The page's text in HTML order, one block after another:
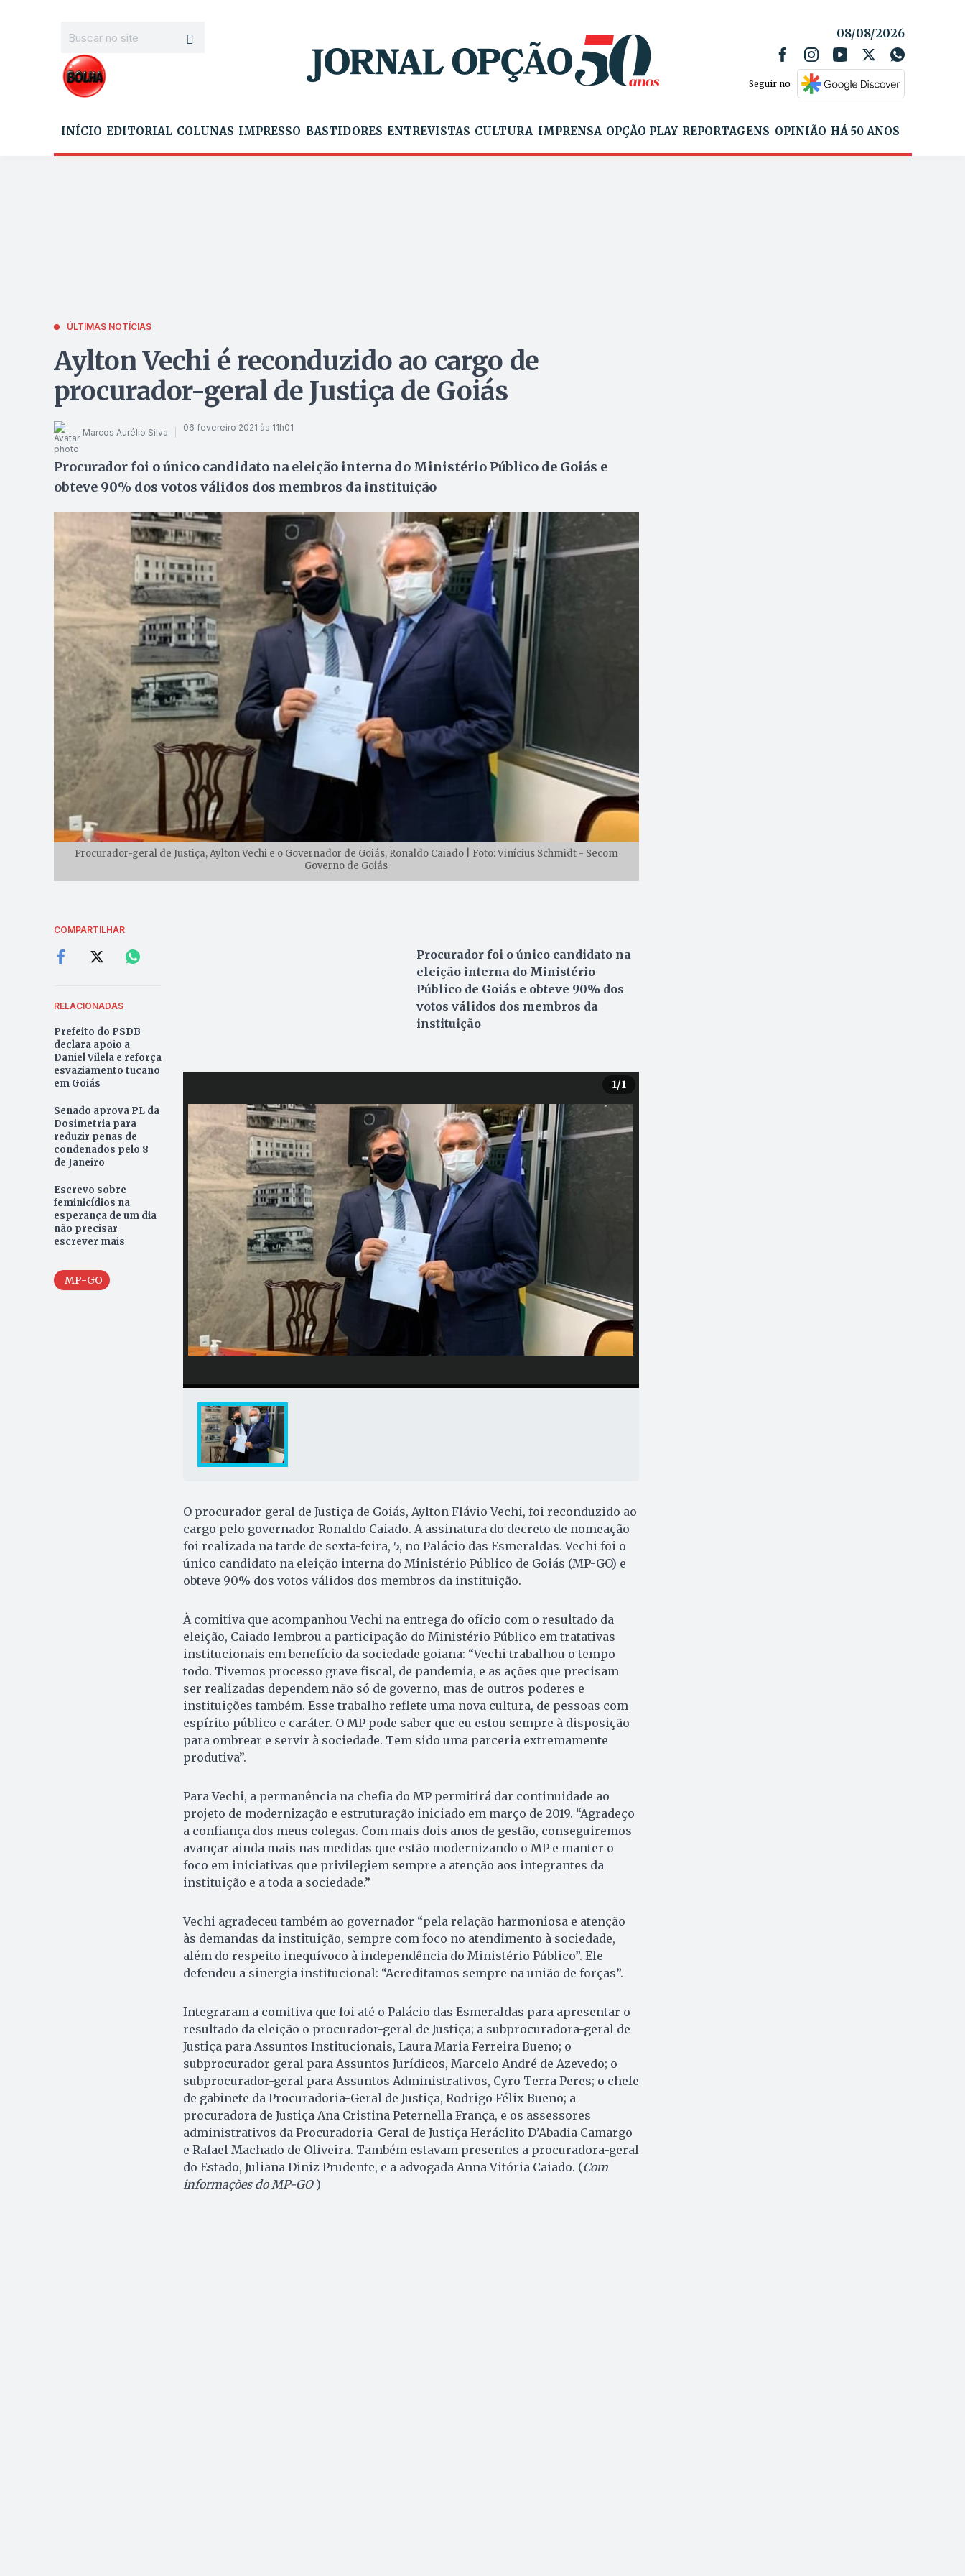
08/08/2026
Seguir no
INÍCIO EDITORIAL COLUNAS IMPRESSO BASTIDORES ENTREVISTAS CULTURA IMPRENSA OPÇÃO PLAY REPORTAGENS OPINIÃO HÁ 50 ANOS
ÚLTIMAS NOTÍCIAS
Aylton Vechi é reconduzido ao cargo de
procurador-geral de Justiça de Goiás
Marcos Aurélio Silva 06 fevereiro 2021 às 11h01
Procurador foi o único candidato na eleição interna do Ministério Público de Goiás e
obteve 90% dos votos válidos dos membros da instituição
Procurador-geral de Justiça, Aylton Vechi e o Governador de Goiás, Ronaldo Caiado | Foto: Vinícius Schmidt - Secom
Governo de Goiás
COMPARTILHAR
RELACIONADAS
Prefeito do PSDB
declara apoio a
Daniel Vilela e reforça
esvaziamento tucano
em Goiás
Senado aprova PL da
Dosimetria para
reduzir penas de
condenados pelo 8
de Janeiro
Escrevo sobre
feminicídios na
esperança de um dia
não precisar
escrever mais
MP-GO
Procurador foi o único candidato na
eleição interna do Ministério
Público de Goiás e obteve 90% dos
votos válidos dos membros da
instituição
1/1
O procurador-geral de Justiça de Goiás, Aylton Flávio Vechi, foi reconduzido ao
cargo pelo governador Ronaldo Caiado. A assinatura do decreto de nomeação
foi realizada na tarde de sexta-feira, 5, no Palácio das Esmeraldas. Vechi foi o
único candidato na eleição interna do Ministério Público de Goiás (MP-GO) e
obteve 90% dos votos válidos dos membros da instituição.
À comitiva que acompanhou Vechi na entrega do ofício com o resultado da
eleição, Caiado lembrou a participação do Ministério Público em tratativas
institucionais em benefício da sociedade goiana: “Vechi trabalhou o tempo
todo. Tivemos processo grave fiscal, de pandemia, e as ações que precisam
ser realizadas dependem não só de governo, mas de outros poderes e
instituições também. Esse trabalho reflete uma nova cultura, de pessoas com
espírito público e caráter. O MP pode saber que eu estou sempre à disposição
para ombrear e servir à sociedade. Tem sido uma parceria extremamente
produtiva”.
Para Vechi, a permanência na chefia do MP permitirá dar continuidade ao
projeto de modernização e estruturação iniciado em março de 2019. “Agradeço
a confiança dos meus colegas. Com mais dois anos de gestão, conseguiremos
avançar ainda mais nas medidas que estão modernizando o MP e manter o
foco em iniciativas que privilegiem sempre a atenção aos integrantes da
instituição e a toda a sociedade.”
Vechi agradeceu também ao governador “pela relação harmoniosa e atenção
às demandas da instituição, sempre com foco no atendimento à sociedade,
além do respeito inequívoco à independência do Ministério Público”. Ele
defendeu a sinergia institucional: “Acreditamos sempre na união de forças”.
Integraram a comitiva que foi até o Palácio das Esmeraldas para apresentar o
resultado da eleição o procurador-geral de Justiça; a subprocuradora-geral de
Justiça para Assuntos Institucionais, Laura Maria Ferreira Bueno; o
subprocurador-geral para Assuntos Jurídicos, Marcelo André de Azevedo; o
subprocurador-geral para Assuntos Administrativos, Cyro Terra Peres; o chefe
de gabinete da Procuradoria-Geral de Justiça, Rodrigo Félix Bueno; a
procuradora de Justiça Ana Cristina Peternella França, e os assessores
administrativos da Procuradoria-Geral de Justiça Heráclito D’Abadia Camargo
e Rafael Machado de Oliveira. Também estavam presentes a procuradora-geral
do Estado, Juliana Diniz Prudente, e a advogada Anna Vitória Caiado. (Com
informações do MP-GO )